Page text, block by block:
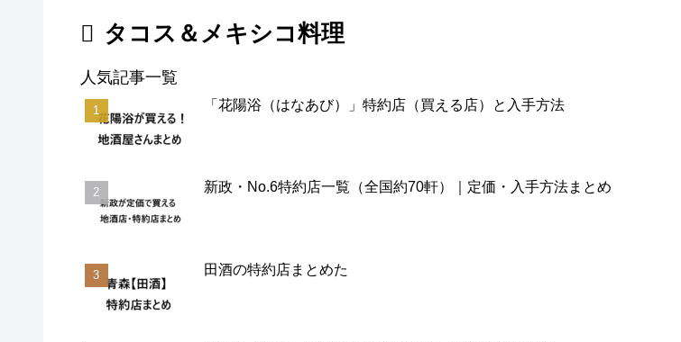
タコス＆メキシコ料理
人気記事一覧
「花陽浴（はなあび）」特約店（買える店）と入手方法
新政・No.6特約店一覧（全国約70軒）｜定価・入手方法まとめ
田酒の特約店まとめた